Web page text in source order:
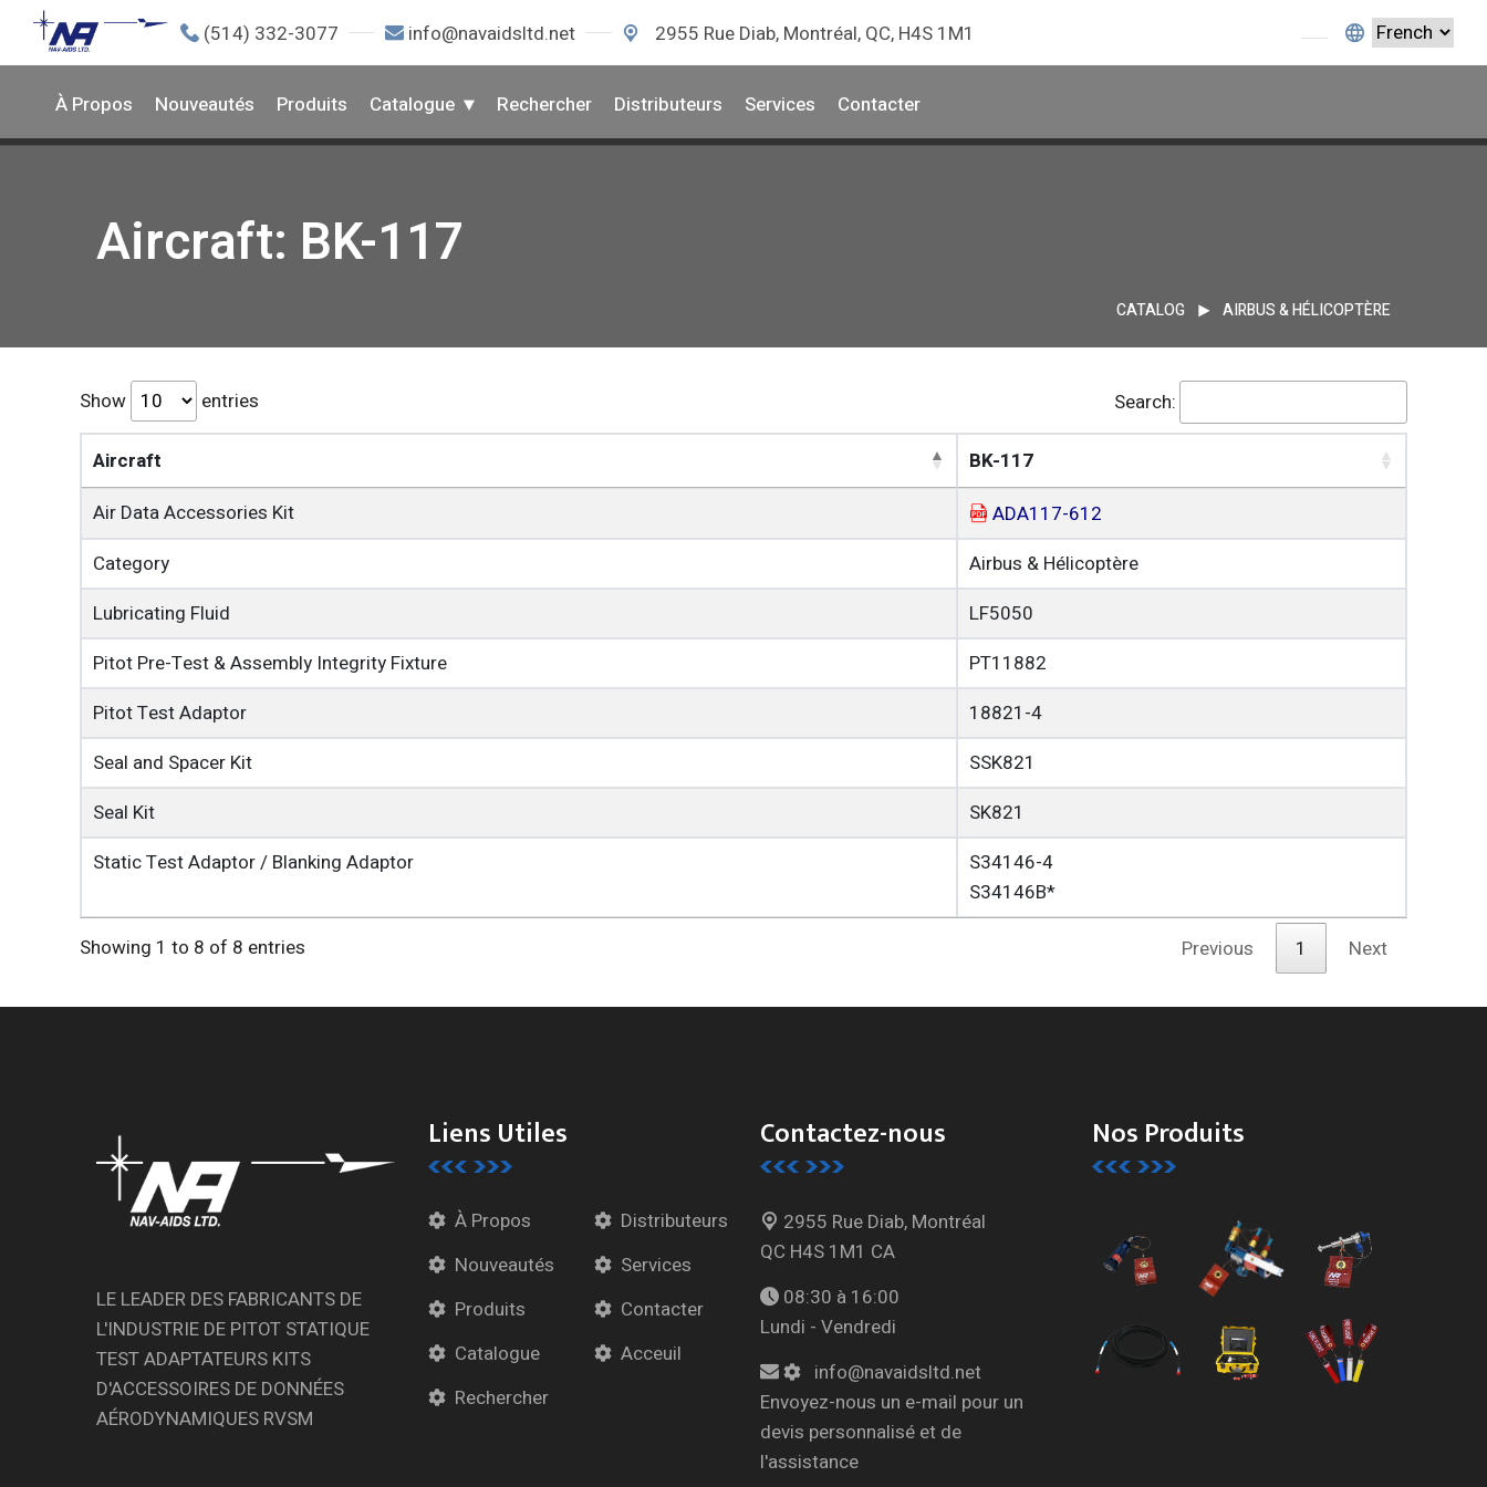
(514) 332-3077 info@navaidsltd.net 2955 Rue Diab, Montréal, QC, H4S 1M1
À Propos Nouveautés Produits Catalogue Rechercher Distributeurs Services Contacter
Aircraft: BK-117
CATALOG AIRBUS & HÉLICOPTÈRE
Show entries Search:
Aircraft
BK-117
Air Data Accessories Kit
ADA117-612
Category
Airbus & Hélicoptère
Lubricating Fluid
LF5050
Pitot Pre-Test & Assembly Integrity Fixture
PT11882
Pitot Test Adaptor
18821-4
Seal and Spacer Kit
SSK821
Seal Kit
SK821
Static Test Adaptor / Blanking Adaptor
S34146-4
S34146B*
Showing 1 to 8 of 8 entries
Previous 1 Next
LE LEADER DES FABRICANTS DE
L'INDUSTRIE DE PITOT STATIQUE
TEST ADAPTATEURS KITS
D'ACCESSOIRES DE DONNÉES
AÉRODYNAMIQUES RVSM
Liens Utiles
À Propos
Nouveautés
Produits
Catalogue
Rechercher
Distributeurs
Services
Contacter
Acceuil
Contactez-nous
2955 Rue Diab, Montréal
QC H4S 1M1 CA
08:30 à 16:00
Lundi - Vendredi
info@navaidsltd.net
Envoyez-nous un e-mail pour un
devis personnalisé et de
l'assistance
Nos Produits